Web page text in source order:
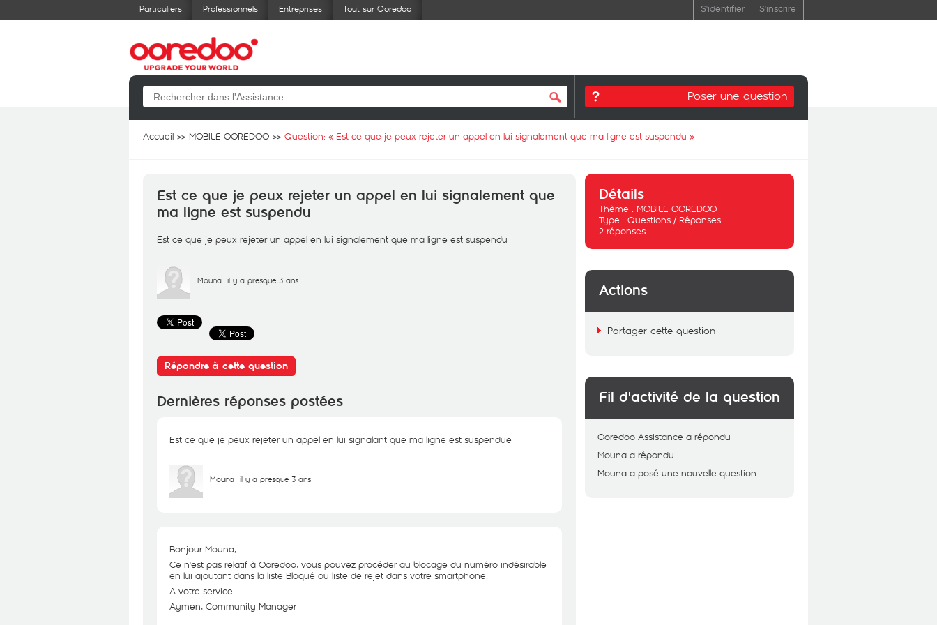
Particuliers Professionnels Entreprises Tout sur Ooredoo S'identifier S'inscrire
Poser une question
Accueil MOBILE OOREDOO Question: « Est ce que je peux rejeter un appel en lui signalement que ma ligne est suspendu »
Est ce que je peux rejeter un appel en lui signalement que
ma ligne est suspendu
Est ce que je peux rejeter un appel en lui signalement que ma ligne est suspendu
Mouna il y a presque 3 ans
Répondre à cette question
Dernières réponses postées
Est ce que je peux rejeter un appel en lui signalant que ma ligne est suspendue
Mouna il y a presque 3 ans
Bonjour Mouna,
Ce n'est pas relatif à Ooredoo, vous pouvez procéder au blocage du numéro indésirable
en lui ajoutant dans la liste Bloqué ou liste de rejet dans votre smartphone.
A votre service
Aymen, Community Manager
Détails
Thème : MOBILE OOREDOO
Type : Questions / Réponses
2 réponses
Actions
Partager cette question
Fil d'activité de la question
Ooredoo Assistance a répondu
Mouna a répondu
Mouna a posé une nouvelle question